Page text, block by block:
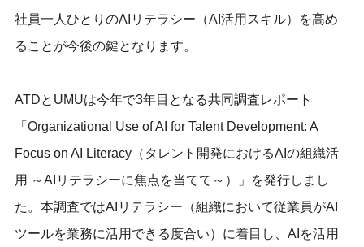
社員一人ひとりのAIリテラシー（AI活用スキル）を高め
ることが今後の鍵となります。
ATDとUMUは今年で3年目となる共同調査レポート
「Organizational Use of AI for Talent Development: A
Focus on AI Literacy（タレント開発におけるAIの組織活
用 ～AIリテラシーに焦点を当てて～）」を発行しまし
た。本調査ではAIリテラシー（組織において従業員がAI
ツールを業務に活用できる度合い）に着目し、AIを活用